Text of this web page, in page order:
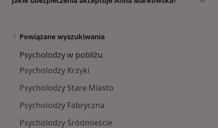
Powiązane wyszukiwania
Psycholodzy w pobliżu
Psycholodzy Krzyki
Psycholodzy Stare Miasto
Psycholodzy Fabryczna
Psycholodzy Śródmieście